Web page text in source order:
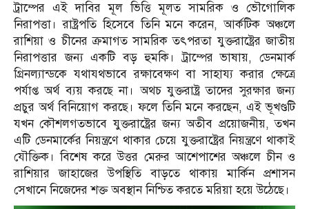
ট্রাম্পের এই দাবির মূল ভিত্তি মূলত সামরিক ও ভৌগোলিক
নিরাপত্তা। রাষ্ট্রপতি হিসেবে তিনি মনে করেন, আর্কটিক অঞ্চলে
রাশিয়া ও চীনের ক্রমাগত সামরিক তৎপরতা যুক্তরাষ্ট্রের জাতীয়
নিরাপত্তার জন্য একটি বড় হুমকি। ট্রাম্পের ভাষায়, ডেনমার্ক
গ্রিনল্যান্ডকে যথাযথভাবে রক্ষাবেক্ষণ বা সাহায্য করার ক্ষেত্রে
পর্যাপ্ত অর্থ ব্যয় করছে না। অথচ যুক্তরাষ্ট্র তাদের সুরক্ষার জন্য
প্রচুর অর্থ বিনিয়োগ করছে। ফলে তিনি মনে করছেন, এই ভূখণ্ডটি
যখন কৌশলগতভাবে যুক্তরাষ্ট্রের জন্য অতীব প্রয়োজনীয়, তখন
এটি ডেনমার্কের নিয়ন্ত্রণে থাকার চেয়ে যুক্তরাষ্ট্রের নিয়ন্ত্রণে থাকাই
যৌক্তিক। বিশেষ করে উত্তর মেরুর আশেপাশের অঞ্চলে চীন ও
রাশিয়ার জাহাজের উপস্থিতি বাড়তে থাকায় মার্কিন প্রশাসন
সেখানে নিজেদের শক্ত অবস্থান নিশ্চিত করতে মরিয়া হয়ে উঠেছে।